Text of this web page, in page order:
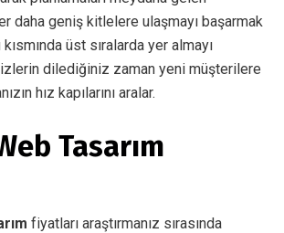
daha geniş kitlelere ulaşmayı başarmak
üst sıralarda yer almayı
dilediğiniz zaman yeni müşterilere
hız kapılarını aralar.
Tasarım
fiyatları araştırmanız sırasında